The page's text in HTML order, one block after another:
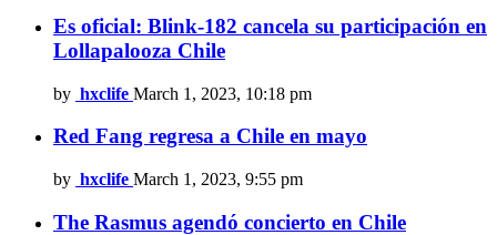
Es oficial: Blink-182 cancela su participación en
Lollapalooza Chile
by hxclife March 1, 2023, 10:18 pm
Red Fang regresa a Chile en mayo
by hxclife March 1, 2023, 9:55 pm
The Rasmus agendó concierto en Chile